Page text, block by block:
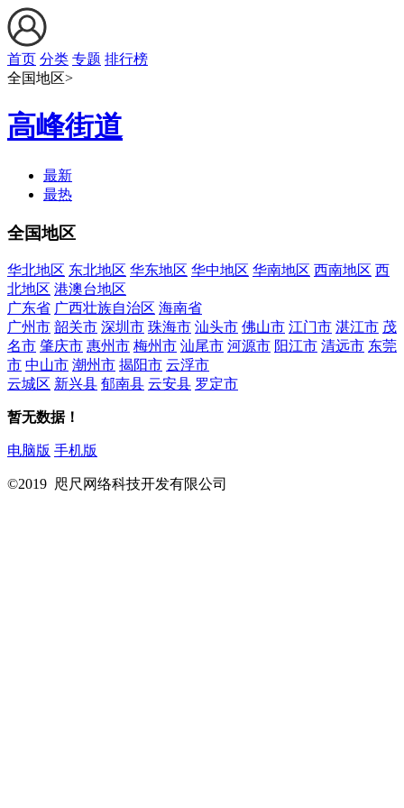
首页 分类 专题 排行榜
全国地区>
高峰街道
最新
最热
全国地区
华北地区 东北地区 华东地区 华中地区 华南地区 西南地区 西
北地区 港澳台地区
广东省 广西壮族自治区 海南省
广州市 韶关市 深圳市 珠海市 汕头市 佛山市 江门市 湛江市 茂
名市 肇庆市 惠州市 梅州市 汕尾市 河源市 阳江市 清远市 东莞
市 中山市 潮州市 揭阳市 云浮市
云城区 新兴县 郁南县 云安县 罗定市
暂无数据！
电脑版 手机版
©2019 咫尺网络科技开发有限公司